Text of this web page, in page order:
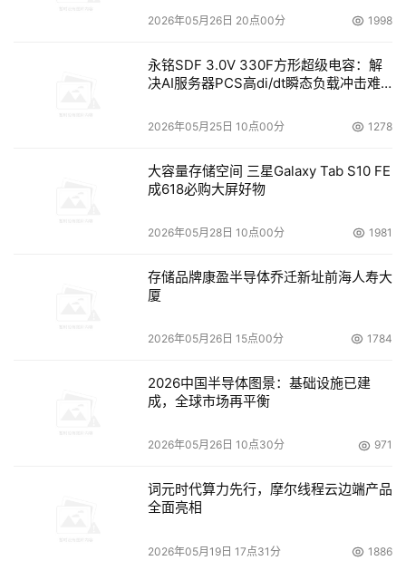
包括生产制造类、经营管理类工业软件等在内的不同相关学
生态。如PLC软件可以帮助工程师对工业设备动作进行可编
程的逻辑控制，PDM软件可以帮助企业实现工业软件所生
成的产品数据的统一管理和共享，PLM软件可以帮助企业实
现资源的规划和调度。1980年代，是三大EDA软件
Mentor、Cadence、Synopsys集中诞生的年代；1981年
AspenTech公司成立，专注开发用于工厂生命周期的设计、
运营和维护的Aspen软件；1987年Wonderware公司开发出
第一套基于微软视窗操作系统的工业及过程自动化领域的组
态软件InTouch；1990年代，SAP和Oracle推出以财务、人
PDM（产品数据管理）软件Metaphase（2002年升级为
等，可以实现产品数据的统一管理和共享；进入2000年
在这一阶段，工业软件的商业化发展逐渐成熟。无论是
CAD、CAE、EDA、PLM，还是工控软件、管理软件领域
2026年05月26日 20点00分 1998
永铭SDF 3.0V 330F方形超级电容：解
决AI服务器PCS高di/dt瞬态负载冲击难
2026年05月25日 10点00分 1278
大容量存储空间 三星Galaxy Tab S10 FE
成618必购大屏好物
2026年05月28日 10点00分 1981
存储品牌康盈半导体乔迁新址前海人寿大
厦
2026年05月26日 15点00分 1784
2026中国半导体图景：基础设施已建
成，全球市场再平衡
2026年05月26日 10点30分 971
词元时代算力先行，摩尔线程云边端产品
全面亮相
2026年05月19日 17点31分 1886